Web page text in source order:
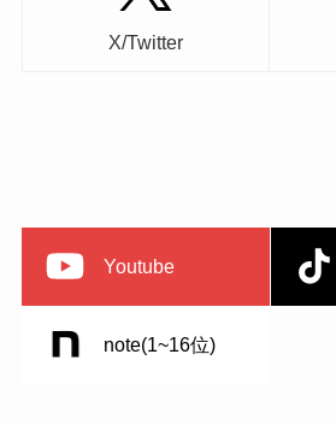
X/Twitter
Youtube
note(1~16位)